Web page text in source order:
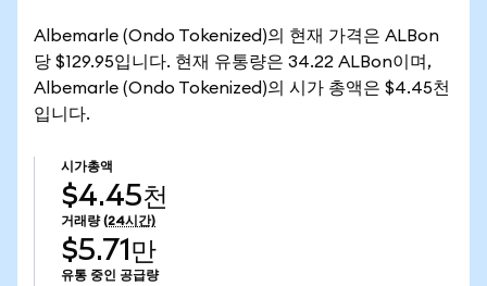
Albemarle (Ondo Tokenized)의 현재 가격은 ALBon
당 $129.95입니다. 현재 유통량은 34.22 ALBon이며,
Albemarle (Ondo Tokenized)의 시가 총액은 $4.45천
입니다.
시가총액
$4.45천
거래량 (24시간)
$5.71만
유통 중인 공급량